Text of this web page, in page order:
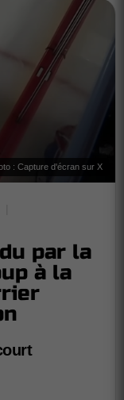
: Capture d'écran sur X
par la
à la